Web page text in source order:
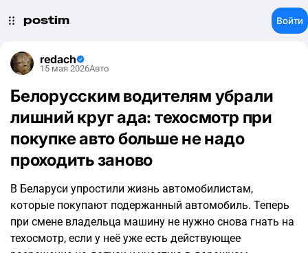
postim Войти
redach
15 мая 2026Авто
Белорусским водителям убрали
лишний круг ада: техосмотр при
покупке авто больше не надо
проходить заново
В Беларуси упростили жизнь автомобилистам,
которые покупают подержанный автомобиль. Теперь
при смене владельца машину не нужно снова гнать на
техосмотр, если у неё уже есть действующее